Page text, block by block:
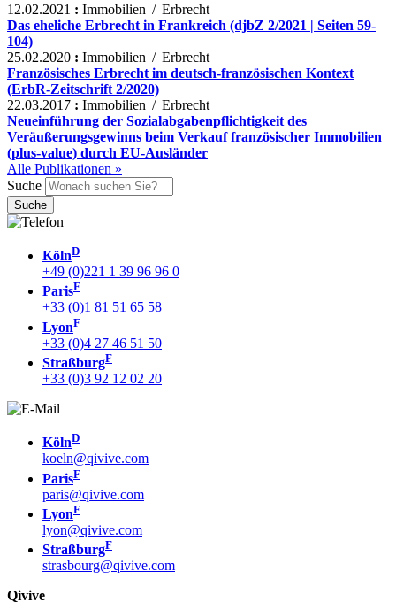
12.02.2021 : Immobilien / Erbrecht
Das eheliche Erbrecht in Frankreich (djbZ 2/2021 | Seiten 59-
104)
25.02.2020 : Immobilien / Erbrecht
Französisches Erbrecht im deutsch-französischen Kontext
(ErbR-Zeitschrift 2/2020)
22.03.2017 : Immobilien / Erbrecht
Neueinführung der Sozialabgabenpflichtigkeit des
Veräußerungsgewinns beim Verkauf französischer Immobilien
(plus-value) durch EU-Ausländer
Alle Publikationen »
Suche
KölnD
+49 (0)221 1 39 96 96 0
ParisF
+33 (0)1 81 51 65 58
LyonF
+33 (0)4 27 46 51 50
StraßburgF
+33 (0)3 92 12 02 20
KölnD
koeln@qivive.com
ParisF
paris@qivive.com
LyonF
lyon@qivive.com
StraßburgF
strasbourg@qivive.com
Qivive